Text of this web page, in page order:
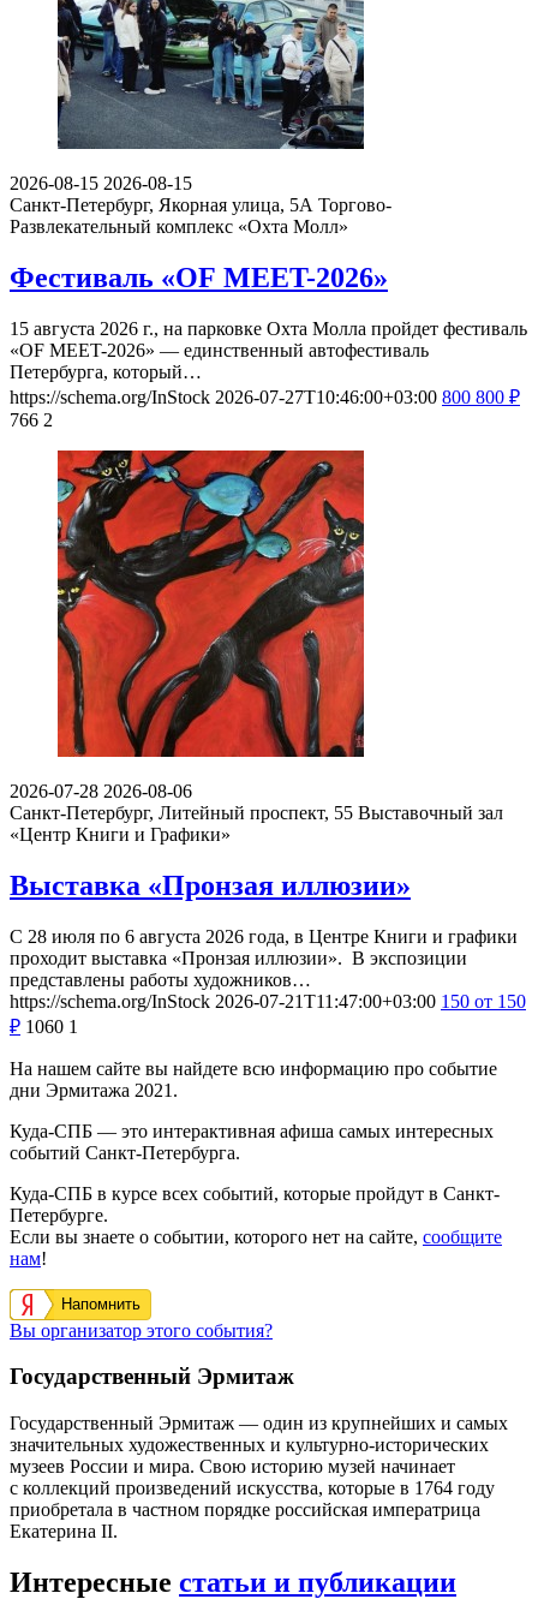
2026-08-15 2026-08-15
Санкт-Петербург, Якорная улица, 5А Торгово-
Развлекательный комплекс «Охта Молл»
Фестиваль «OF MEET-2026»
15 августа 2026 г., на парковке Охта Молла пройдет фестиваль
«OF MEET-2026» — единственный автофестиваль
Петербурга, который…
https://schema.org/InStock 2026-07-27T10:46:00+03:00 800 800 ₽
766 2
2026-07-28 2026-08-06
Санкт-Петербург, Литейный проспект, 55 Выставочный зал
«Центр Книги и Графики»
Выставка «Пронзая иллюзии»
С 28 июля по 6 августа 2026 года, в Центре Книги и графики
проходит выставка «Пронзая иллюзии». В экспозиции
представлены работы художников…
https://schema.org/InStock 2026-07-21T11:47:00+03:00 150 от 150
₽ 1060 1
На нашем сайте вы найдете всю информацию про событие
дни Эрмитажа 2021.
Куда-СПБ — это интерактивная афиша самых интересных
событий Санкт-Петербурга.
Куда-СПБ в курсе всех событий, которые пройдут в Санкт-
Петербурге.
Если вы знаете о событии, которого нет на сайте, сообщите
нам!
Напомнить
Вы организатор этого события?
Государственный Эрмитаж
Государственный Эрмитаж — один из крупнейших и самых
значительных художественных и культурно-исторических
музеев России и мира. Свою историю музей начинает
с коллекций произведений искусства, которые в 1764 году
приобретала в частном порядке российская императрица
Екатерина II.
Интересные статьи и публикации